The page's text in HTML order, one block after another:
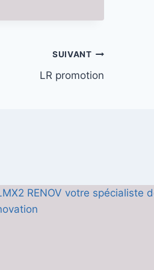
SUIVANT
LR promotion